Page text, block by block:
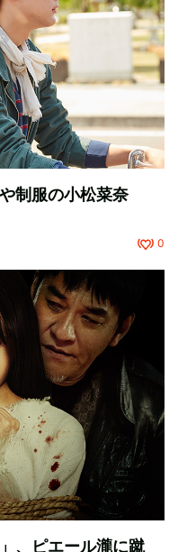
制服の小松菜奈
0
、ピエール瀧に蹴